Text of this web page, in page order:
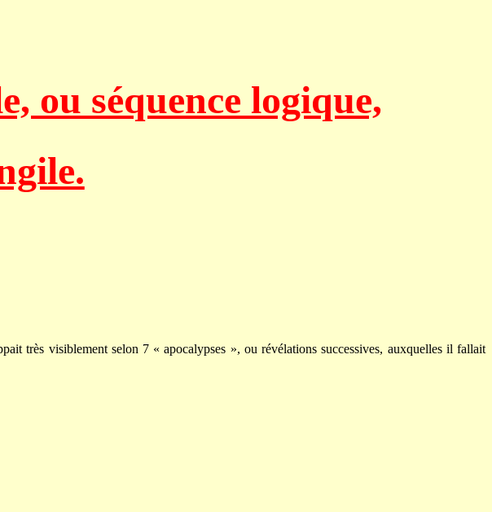
ou séquence logique,
très visiblement selon 7 « apocalypses », ou révélations successives, auxquelles il fallait